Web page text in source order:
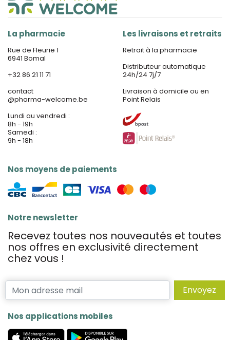
La pharmacie
Rue de Fleurie 1
6941 Bomal
+32 86 21 11 71
contact
@pharma-welcome.be
Lundi au vendredi :
8h - 19h
Samedi :
9h - 18h
Nos moyens de paiements
Les livraisons et retraits
Retrait à la pharmacie
Distributeur automatique
24h/24 7j/7
Livraison à domicile ou en
Point Relais
Notre newsletter
Recevez toutes nos nouveautés et toutes
nos offres en exclusivité directement
chez vous !
Envoyez
Nos applications mobiles